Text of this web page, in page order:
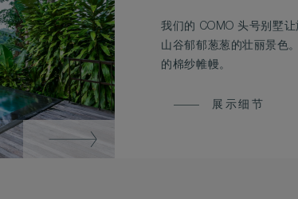
我们的 COMO 头号别墅
山谷郁郁葱葱的壮丽景色
的棉纱帷幔。
展示细节